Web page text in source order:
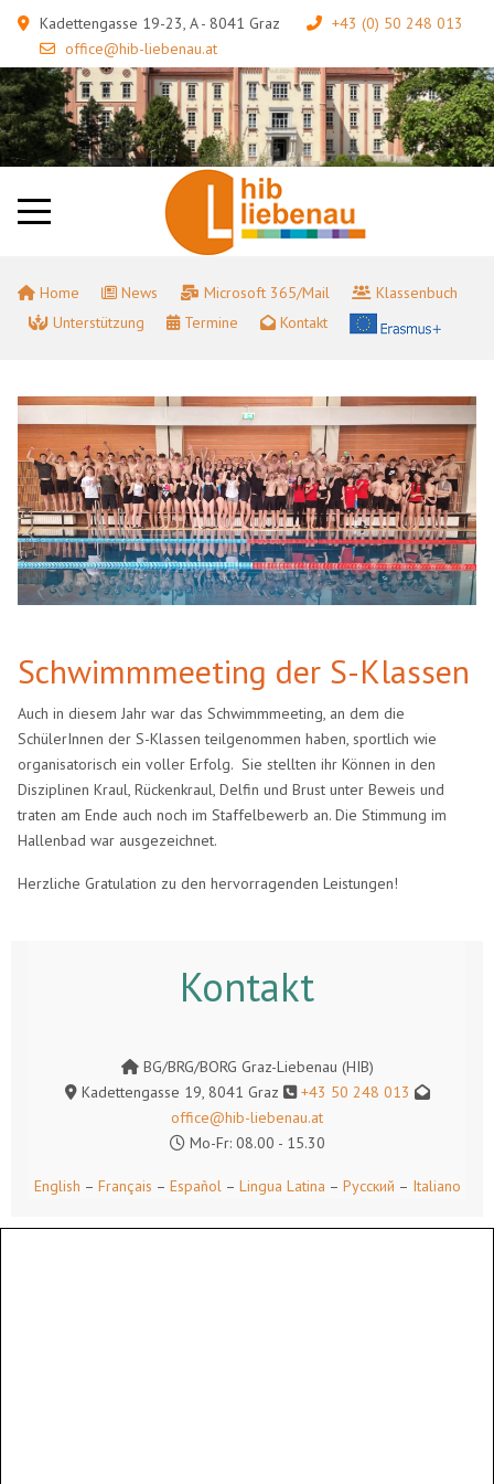
Kadettengasse 19-23, A - 8041 Graz
+43 (0) 50 248 013
office@hib-liebenau.at
Home News Microsoft 365/Mail
Klassenbuch
Unterstützung
Termine Kontakt
Schwimmmeeting der S-Klassen
Auch in diesem Jahr war das Schwimmmeeting, an dem die
SchülerInnen der S-Klassen teilgenommen haben, sportlich wie
organisatorisch ein voller Erfolg. Sie stellten ihr Können in den
Disziplinen Kraul, Rückenkraul, Delfin und Brust unter Beweis und
traten am Ende auch noch im Staffelbewerb an. Die Stimmung im
Hallenbad war ausgezeichnet.
Herzliche Gratulation zu den hervorragenden Leistungen!
Kontakt
BG/BRG/BORG Graz-Liebenau (HIB)
Kadettengasse 19, 8041 Graz
+43 50 248 013
office@hib-liebenau.at
Mo-Fr: 08.00 - 15.30
English – Français – Español– Lingua Latina – Русский – Italiano